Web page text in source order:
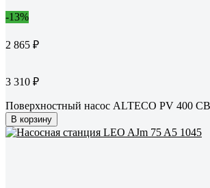
-13%
2 865 ₽
3 310 ₽
Поверхностный насос ALTECO PV 400
В корзину